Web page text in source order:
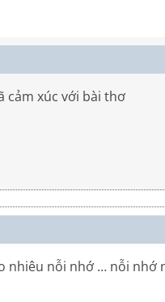
cảm xúc với bài thơ
nhiêu nỗi nhớ … nỗi nhớ